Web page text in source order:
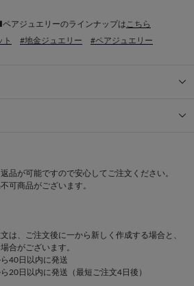
アジュエリーのラインナップは こちら
ト #地金ジュエリー #ペアジュエリー
品が可能ですので安心してご注文ください。
可商品がございます。
は、ご注文後に一から新しく作成する場合と、
合がございます。
40日以内に発送
20日以内に発送（最短ご注文4日後）